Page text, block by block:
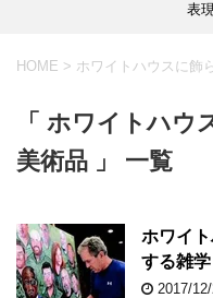
表
HOME > ホワイトハウスに飾
「 ホワイトハウ
美術品 」 一覧
ホワイ
する雑学
2017/